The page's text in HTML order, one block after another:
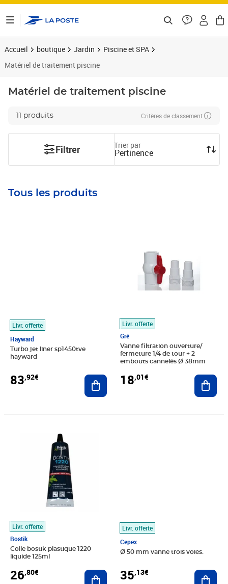
Accueil boutique Jardin
Piscine et SPA
Matériel de traitement piscine
Matériel de traitement piscine
11 produits Critères de classement
Filtrer Trier par
Pertinence
Tous les produits
Livr. offerte
Hayward
Turbo jet liner sp1450tve
hayward
83,92€ Ajouter au panier
Livr. offerte
Gré
Vanne filtration ouverture/
fermeture 1/4 de tour + 2
embouts cannelés Ø 38mm
18,01€
Livr. offerte
Bostik
Colle bostik plastique 1220
liquide 125ml
26,80€ Ajouter au panier
Livr. offerte
Cepex
Ø 50 mm vanne trois voies.
35,13€